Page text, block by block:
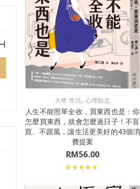
大将·生活, 心理励志
人生不能照單全收，買東西也是：你
怎麼買東西，就會怎麼過日子！不盲
買、不跟風，讓生活更美好的43個消
費提案
RM56.00